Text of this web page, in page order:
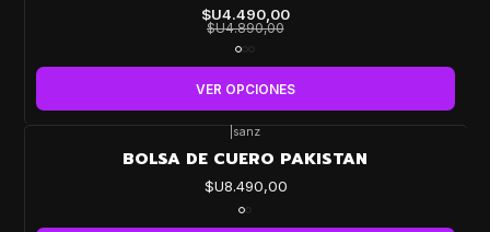
$U4.490,00
$U4.890,00
VER OPCIONES
sanz
BOLSA DE CUERO PAKISTAN
$U8.490,00